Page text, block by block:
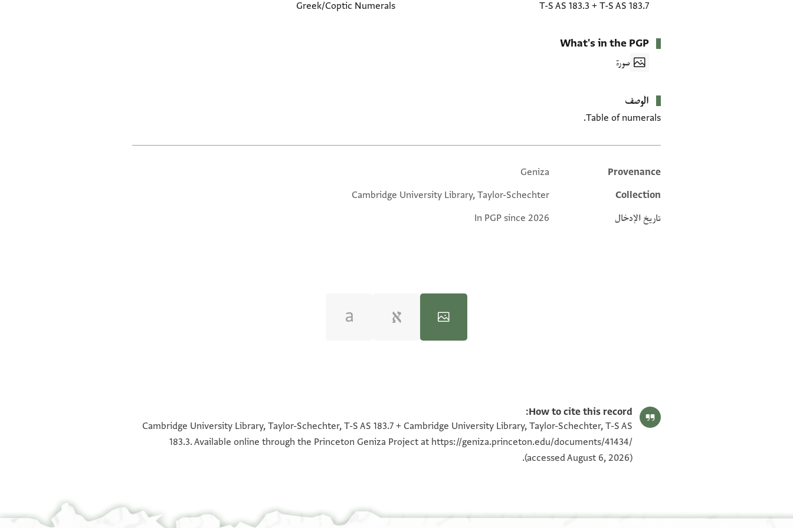
T-S AS 183.7
+
T-S AS 183.3
Greek/Coptic Numerals
What's in the PGP
صورة
الوصف
Table of numerals.
Additional metadata
Provenance
Geniza
Collection
Cambridge University Library, Taylor-Schechter
تاريخ الإدخال
In PGP since 2026
100%
100%
100%
100%
How to cite this record:
Cambridge University Library, Taylor-Schechter, T-S AS 183.7 + Cambridge University Library, Taylor-Schechter, T-S AS
183.3. Available online through the Princeton Geniza Project at https://geniza.princeton.edu/documents/41434/
(accessed August 6, 2026).